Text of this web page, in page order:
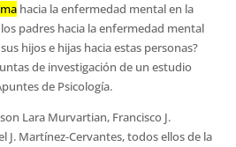
hacia la enfermedad mental en la
padres hacia la enfermedad mental
hijos e hijas hacia estas personas?
de investigación de un estudio
de Psicología.
Lara Murvartian, Francisco J.
J. Martínez-Cervantes, todos ellos de la